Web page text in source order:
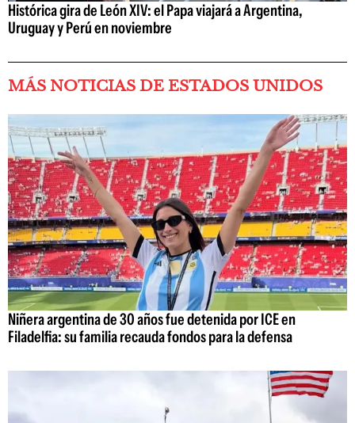
Histórica gira de León XIV: el Papa viajará a Argentina,
Uruguay y Perú en noviembre
MÁS NOTICIAS DE ESTADOS UNIDOS
Niñera argentina de 30 años fue detenida por ICE en
Filadelfia: su familia recauda fondos para la defensa